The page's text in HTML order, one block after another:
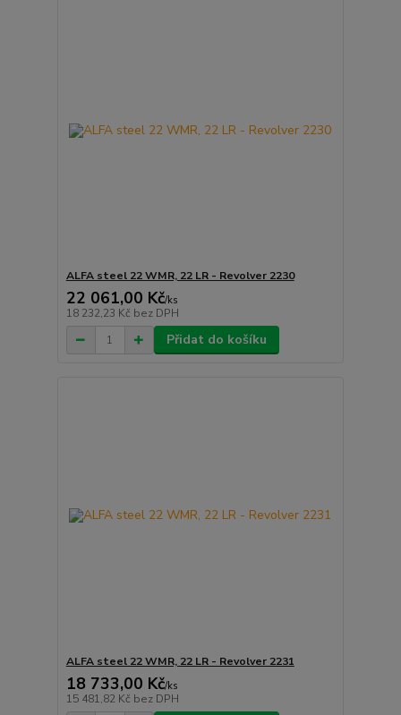
ALFA steel 22 WMR, 22 LR - Revolver 2230
22 061,00 Kč/ks
18 232,23 Kč bez DPH
Přidat do košíku
ALFA steel 22 WMR, 22 LR - Revolver 2231
18 733,00 Kč/ks
15 481,82 Kč bez DPH